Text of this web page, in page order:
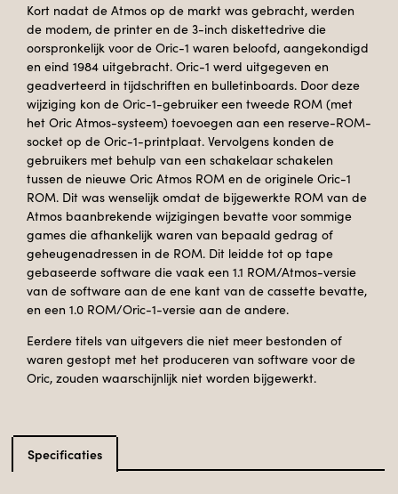
Kort nadat de Atmos op de markt was gebracht, werden
de modem, de printer en de 3-inch diskettedrive die
oorspronkelijk voor de Oric-1 waren beloofd, aangekondigd
en eind 1984 uitgebracht. Oric-1 werd uitgegeven en
geadverteerd in tijdschriften en bulletinboards. Door deze
wijziging kon de Oric-1-gebruiker een tweede ROM (met
het Oric Atmos-systeem) toevoegen aan een reserve-ROM-
socket op de Oric-1-printplaat. Vervolgens konden de
gebruikers met behulp van een schakelaar schakelen
tussen de nieuwe Oric Atmos ROM en de originele Oric-1
ROM. Dit was wenselijk omdat de bijgewerkte ROM van de
Atmos baanbrekende wijzigingen bevatte voor sommige
games die afhankelijk waren van bepaald gedrag of
geheugenadressen in de ROM. Dit leidde tot op tape
gebaseerde software die vaak een 1.1 ROM/Atmos-versie
van de software aan de ene kant van de cassette bevatte,
en een 1.0 ROM/Oric-1-versie aan de andere.
Eerdere titels van uitgevers die niet meer bestonden of
waren gestopt met het produceren van software voor de
Oric, zouden waarschijnlijk niet worden bijgewerkt.
Specificaties